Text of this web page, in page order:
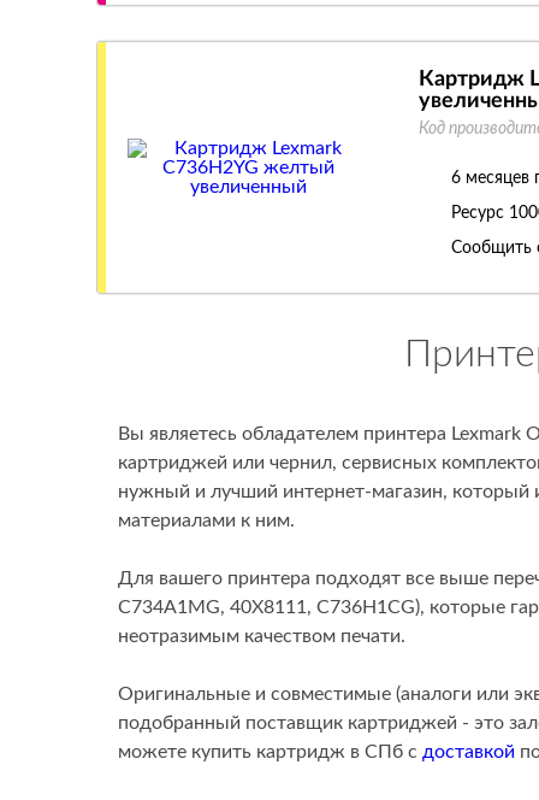
Картридж
Код
6 месяцев
Ресурс
Сообщить
Вы являетесь обладателем принтера
картриджей или чернил, сервисных
нужный и лучший интернет-магазин,
материалами к ним.
Для вашего принтера подходят все выше
C734A1MG, 40X8111, C736H1CG), которые
неотразимым качеством печати.
Оригинальные и совместимые (аналоги или
подобранный поставщик картриджей - это
можете купить картридж в СПб с доставкой